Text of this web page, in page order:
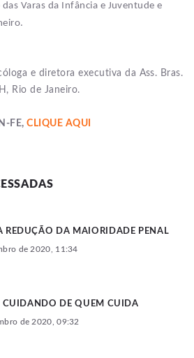
Varas da Infância e Juventude e
e diretora executiva da Ass. Bras.
Rio de Janeiro.
FE,CLIQUE AQUI
REDUÇÃO DA MAIORIDADE PENAL
de 2020, 11:34
CUIDANDO DE QUEM CUIDA
de 2020, 09:32